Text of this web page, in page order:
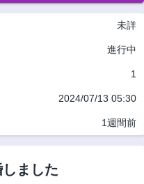
未詳
進行中
1
2024/07/13 05:30
1週間前
ました